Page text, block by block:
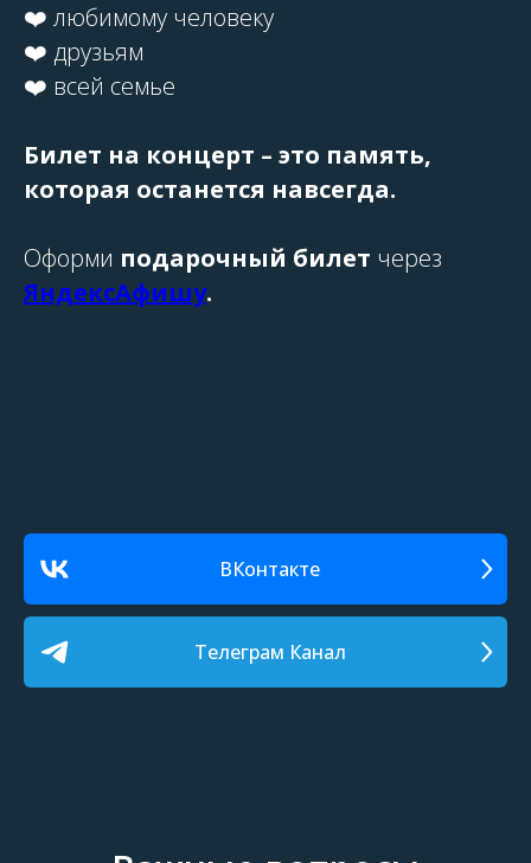
❤️ любимому человеку
❤️ друзьям
❤️ всей семье
Билет на концерт – это память,
которая останется навсегда.
Оформи подарочный билет через
ЯндексАфишу.
ВКонтакте
Телеграм Канал